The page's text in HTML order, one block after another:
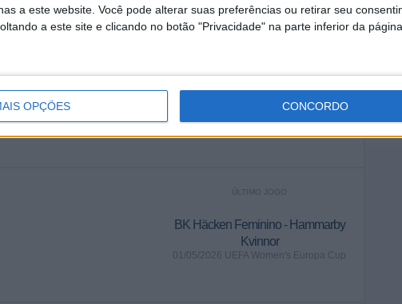
a este website. Você pode alterar suas preferências ou retirar seu
a este site e clicando no botão "Privacidade" na parte inferior da página.
OPÇÕES CONCORDO
a recolher os dados estatísticos sobre quando e onde os jogos do canal
, podemos fornecer os seguintes dados:
13 129
EQUIPAS TRANSMITIDAS
ÚLTIMO JOGO
BK Häcken Feminino - Hammarby
Kvinnor
01/05/2026 UEFA Women's Europa Cup